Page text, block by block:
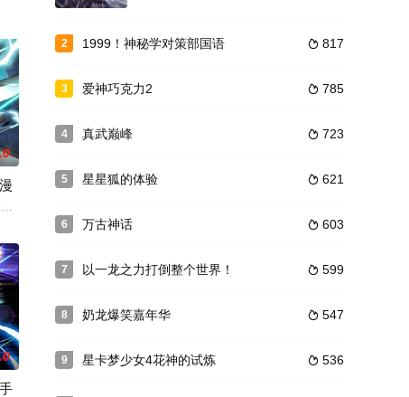
冒险即将展开，敬
抗命运，以构筑平等世界为愿景，尝荆棘之苦，为后世
人类武者节节败退。陆圣穿越而来，在梦中进入一万年后的世界——一万年
2  817
1999！神秘学对策部国语
3  785
爱神巧克力2
4  723
真武巅峰
5  621
星星狐的体验
6  603
万古神话
7  599
以一龙之力打倒整个世界！
8  547
奶龙爆笑嘉年华
9  536
星卡梦少女4花神的试炼